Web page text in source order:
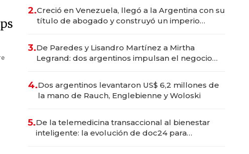
2.Creció en Venezuela, llegó a la Argentina con su
título de abogado y construyó un imperio
3.De Paredes y Lisandro Martínez a Mirtha
Legrand: dos argentinos impulsan el negocio
4.Dos argentinos levantaron US$ 6,2 millones de
la mano de Rauch, Englebienne y Woloski
5.De la telemedicina transaccional al bienestar
inteligente: la evolución de doc24 para